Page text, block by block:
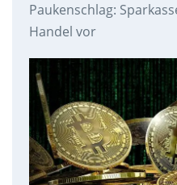
Paukenschlag:
Handel vor